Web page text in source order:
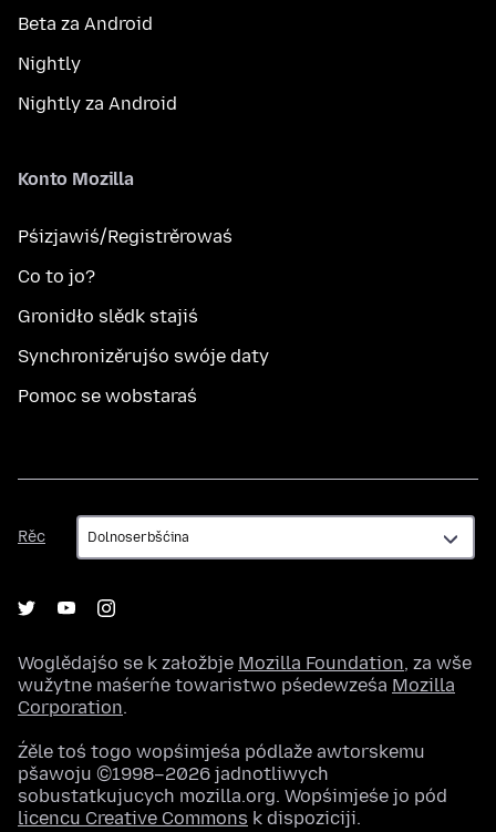
Beta za Android
Nightly
Nightly za Android
Konto Mozilla
Pśizjawiś/Registrěrowaś
Co to jo?
Gronidło slědk stajiś
Synchronizěrujśo swóje daty
Pomoc se wobstaraś
Rěc
Rěc
Woglědajśo se k załožbje Mozilla Foundation, za wše
wužytne maśeŕne towaristwo pśedewześa Mozilla
Corporation.
Źěle toś togo wopśimjeśa pódlaže awtorskemu
pšawoju ©1998–2026 jadnotliwych
sobustatkujucych mozilla.org. Wopśimjeśe jo pód
licencu Creative Commons k dispoziciji.